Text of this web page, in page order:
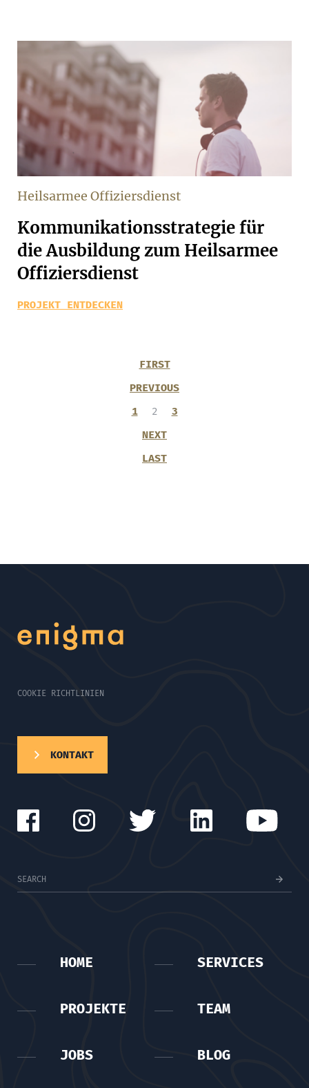
Heilsarmee Offiziersdienst
Kommunikationsstrategie für
die Ausbildung zum Heilsarmee
Offiziersdienst
PROJEKT ENTDECKEN
FIRST
PREVIOUS
1
2
3
NEXT
LAST
COOKIE RICHTLINIEN
KONTAKT
HOME SERVICES
PROJEKTE TEAM
JOBS BLOG